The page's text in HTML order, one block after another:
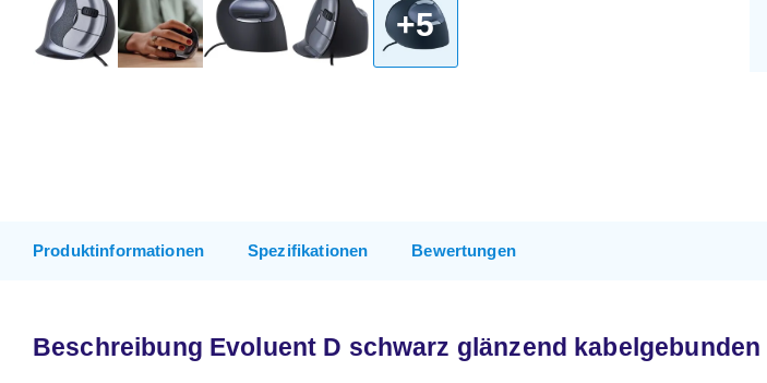
+5
Produktinformationen Spezifikationen Bewertungen
Beschreibung Evoluent D schwarz glänzend